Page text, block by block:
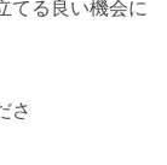
てる良い機会に
さ